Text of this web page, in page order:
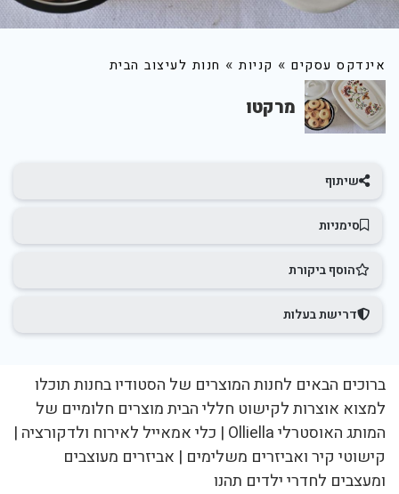
אינדקס עסקים » קניות » חנות לעיצוב הבית
מרקטו
שיתוף
סימניות
הוסף ביקורת
דרישת בעלות
ברוכים הבאים לחנות המוצרים של הסטודיו בחנות תוכלו
למצוא אוצרות לקישוט חללי הבית מוצרים חלומיים של
המותג האוסטרלי Olliella | כלי אמאייל לאירוח ולדקורציה |
קישוטי קיר ואביזרים משלימים | אביזרים מעוצבים
ומעצבים לחדרי ילדים תהנו